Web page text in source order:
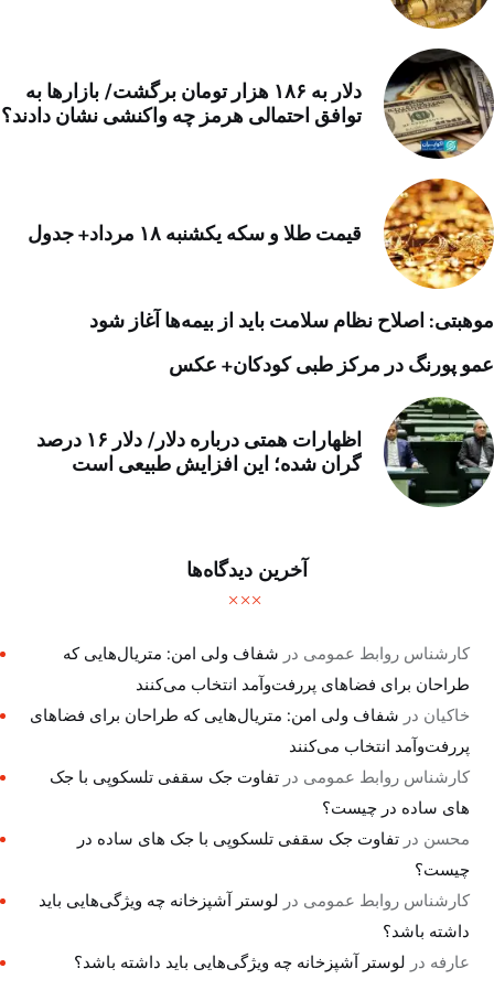
دلار به ۱۸۶ هزار تومان برگشت/ بازارها به
توافق احتمالی هرمز چه واکنشی نشان دادند؟
قیمت طلا و سکه یکشنبه ۱۸ مرداد+ جدول
موهبتی: اصلاح نظام سلامت باید از بیمه‌ها آغاز شود
عمو پورنگ در مرکز طبی کودکان+ عکس
اظهارات همتی درباره دلار/ دلار ۱۶ درصد
گران شده؛ این افزایش طبیعی است
آخرین دیدگاه‌ها
کارشناس روابط عمومی در شفاف ولی امن: متریال‌هایی که
طراحان برای فضاهای پررفت‌وآمد انتخاب می‌کنند
خاکیان در شفاف ولی امن: متریال‌هایی که طراحان برای فضاهای
پررفت‌وآمد انتخاب می‌کنند
کارشناس روابط عمومی درتفاوت جک سقفی تلسکوپی با جک
های ساده در چیست؟
محسن درتفاوت جک سقفی تلسکوپی با جک های ساده در
چیست؟
کارشناس روابط عمومی در لوستر آشپزخانه چه ویژگی‌هایی باید
داشته باشد؟
عارفه در لوستر آشپزخانه چه ویژگی‌هایی باید داشته باشد؟